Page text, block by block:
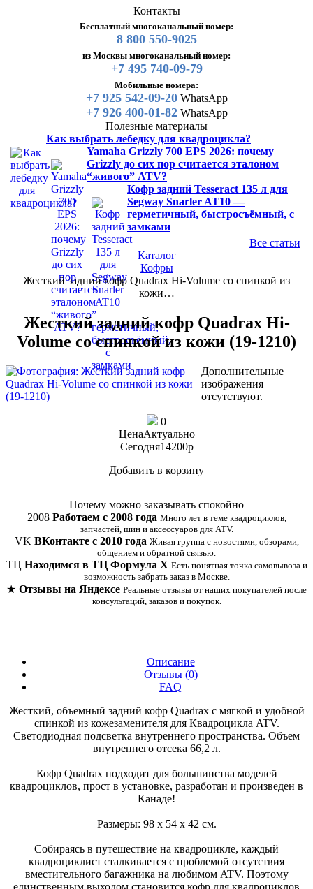
Контакты
Бесплатный многоканальный номер:
8 800 550-9025
из Москвы многоканальный номер:
+7 495 740-09-79
Мобильные номера:
+7 925 542-09-20WhatsApp
+7 926 400-01-82WhatsApp
Полезные материалы
Как выбрать лебедку для квадроцикла?
Yamaha Grizzly 700 EPS 2026: почему
Grizzly до сих пор считается эталоном
“живого” ATV?
Кофр задний Tesseract 135 л для
Segway Snarler AT10 —
герметичный, быстросъёмный, с
замками
Все статьи
Каталог
Кофры
Жесткий задний кофр Quadrax Hi-Volume со спинкой из
кожи…
Жесткий задний кофр Quadrax Hi-
Volume со спинкой из кожи (19-1210)
Дополнительные
изображения
отсутствуют.
0
ЦенаАктуально
Сегодня14200p
Добавить в корзину
Почему можно заказывать спокойно
2008 Работаем с 2008 года Много лет в теме квадроциклов,
запчастей, шин и аксессуаров для ATV.
VK ВКонтакте с 2010 года Живая группа с новостями, обзорами,
общением и обратной связью.
ТЦ Находимся в ТЦ Формула Х Есть понятная точка самовывоза и
возможность забрать заказ в Москве.
★ Отзывы на Яндексе Реальные отзывы от наших покупателей после
консультаций, заказов и покупок.
Описание
Отзывы (0)
FAQ
Жесткий, объемный задний кофр Quadrax с мягкой и удобной
спинкой из кожезаменителя для Квадроцикла ATV.
Светодиодная подсветка внутреннего пространства. Объем
внутреннего отсека 66,2 л.
Кофр Quadrax подходит для большинства моделей
квадроциклов, прост в установке, разработан и произведен в
Канаде!
Размеры: 98 х 54 х 42 см.
Собираясь в путешествие на квадроцикле, каждый
квадроциклист сталкивается с проблемой отсутствия
вместительного багажника на любимом ATV. Поэтому
единственным выходом становится кофр для квадроциклов